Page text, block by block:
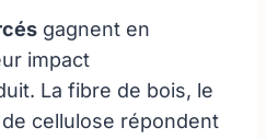
gagnent en
impact
La fibre de bois, le
cellulose répondent